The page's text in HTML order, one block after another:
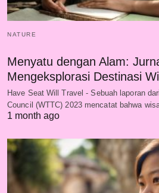
NATURE
Menyatu dengan Alam:
Mengeksplorasi Destinasi
Have Seat Will Travel - Sebuah laporan
Council (WTTC) 2023 mencatat bahwa
1 month ago